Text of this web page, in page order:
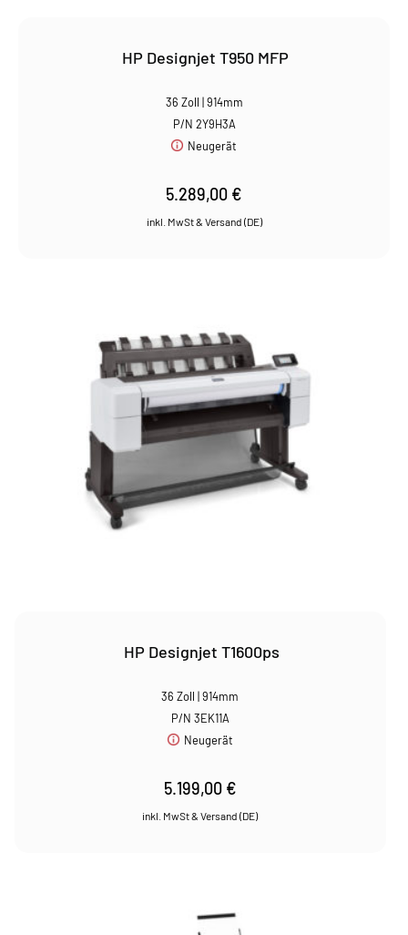
HP Designjet T950 MFP
36 Zoll | 914mm
P/N 2Y9H3A
Neugerät
5.289,00 €
HP Designjet T1600ps
36 Zoll | 914mm
P/N 3EK11A
Neugerät
5.199,00 €